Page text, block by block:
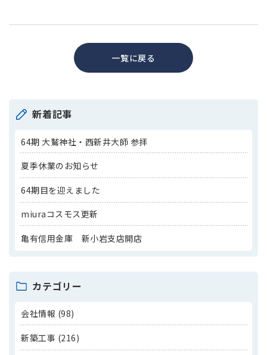
一覧に戻る
新着記事
64期 大鷲神社・西新井大師 参拝
夏季休業のお知らせ
64期目を迎えました
miuraコスモス更新
亀有信用金庫 新小岩支店開店
カテゴリー
会社情報 (98)
新築工事 (216)